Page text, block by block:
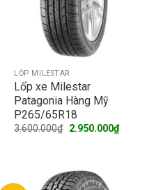
LỐP MILESTAR
Lốp xe Milestar
Patagonia Hàng Mỹ
P265/65R18
3.600.000₫ Original
2.950.000₫Current
price